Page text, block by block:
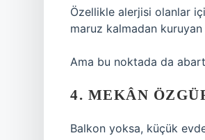
Özellikle alerjisi olanlar
maruz kalmadan
Ama bu noktada da
4. MEKÂN
Balkon yoksa, küçük